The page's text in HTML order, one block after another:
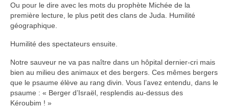
Partagez une prière
Partagez votre prière
Célébrer
Prochaines Messes
Ou pour le dire avec les mots du prophète Michée de la
première lecture, le plus petit des clans de Juda. Humilité
géographique.
Humilité des spectateurs ensuite.
Notre sauveur ne va pas naître dans un hôpital dernier-cri mais
bien au milieu des animaux et des bergers. Ces mêmes bergers
que le psaume élève au rang divin. Vous l’avez entendu, dans le
psaume : « Berger d’Israël, resplendis au-dessus des
Kéroubim ! »